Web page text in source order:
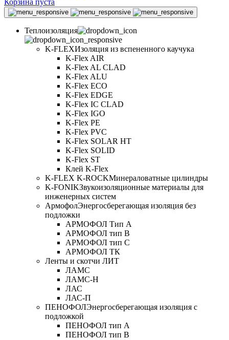
Корзина пуста
Теплоизоляция
K-FLEXИзоляция из вспененного каучука
K-Flex AIR
K-Flex AL CLAD
K-Flex ALU
K-Flex ECO
K-Flex EDGE
K-Flex IC CLAD
K-Flex IGO
K-Flex PE
K-Flex PVC
K-Flex SOLAR HT
K-Flex SOLID
K-Flex ST
Клей K-Flex
K-FLEX K-ROCKМинераловатные цилиндры
K-FONIKЗвукоизоляционные материалы для
инженерных систем
АрмофолЭнергосберегающая изоляция без
подложки
АРМОФОЛ Тип А
АРМОФОЛ тип В
АРМОФОЛ тип C
АРМОФОЛ ТК
Ленты и скотчи ЛИТ
ЛАМС
ЛАМС-Н
ЛАС
ЛАС-П
ПЕНОФОЛЭнергосберегающая изоляция с
подложкой
ПЕНОФОЛ тип А
ПЕНОФОЛ тип B